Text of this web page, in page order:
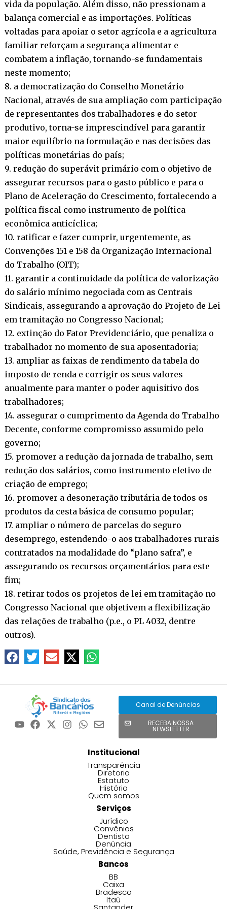
vida da população. Além disso, não pressionam a
balança comercial e as importações. Políticas
voltadas para apoiar o setor agrícola e a agricultura
familiar reforçam a segurança alimentar e
combatem a inflação, tornando-se fundamentais
neste momento;
8. a democratização do Conselho Monetário
Nacional, através de sua ampliação com participação
de representantes dos trabalhadores e do setor
produtivo, torna-se imprescindível para garantir
maior equilíbrio na formulação e nas decisões das
políticas monetárias do país;
9. redução do superávit primário com o objetivo de
assegurar recursos para o gasto público e para o
Plano de Aceleração do Crescimento, fortalecendo a
política fiscal como instrumento de política
econômica anticíclica;
10. ratificar e fazer cumprir, urgentemente, as
Convenções 151 e 158 da Organização Internacional
do Trabalho (OIT);
11. garantir a continuidade da política de valorização
do salário mínimo negociada com as Centrais
Sindicais, assegurando a aprovação do Projeto de Lei
em tramitação no Congresso Nacional;
12. extinção do Fator Previdenciário, que penaliza o
trabalhador no momento de sua aposentadoria;
13. ampliar as faixas de rendimento da tabela do
imposto de renda e corrigir os seus valores
anualmente para manter o poder aquisitivo dos
trabalhadores;
14. assegurar o cumprimento da Agenda do Trabalho
Decente, conforme compromisso assumido pelo
governo;
15. promover a redução da jornada de trabalho, sem
redução dos salários, como instrumento efetivo de
criação de emprego;
16. promover a desoneração tributária de todos os
produtos da cesta básica de consumo popular;
17. ampliar o número de parcelas do seguro
desemprego, estendendo-o aos trabalhadores rurais
contratados na modalidade do “plano safra”, e
assegurando os recursos orçamentários para este
fim;
18. retirar todos os projetos de lei em tramitação no
Congresso Nacional que objetivem a flexibilização
das relações de trabalho (p.e., o PL 4032, dentre
outros).
Canal de Denúncias
RECEBA NOSSA
NEWSLETTER
Institucional
Transparência
Diretoria
Estatuto
História
Quem somos
Serviços
Jurídico
Convênios
Dentista
Denúncia
Saúde, Previdência e Segurança
Bancos
BB
Caixa
Bradesco
Itaú